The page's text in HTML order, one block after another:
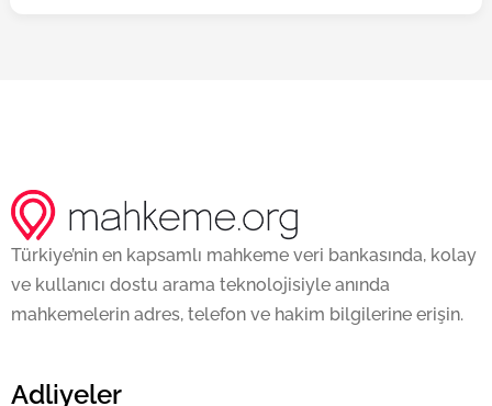
Türkiye’nin en kapsamlı mahkeme veri bankasında, kolay
ve kullanıcı dostu arama teknolojisiyle anında
mahkemelerin adres, telefon ve hakim bilgilerine erişin.
Adliyeler